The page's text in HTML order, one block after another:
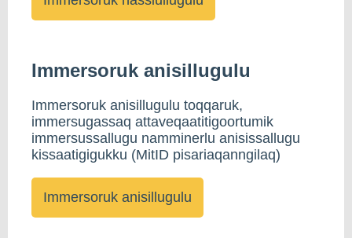
Immersoruk anisillugulu
Immersoruk anisillugulu toqqaruk,
immersugassaq attaveqaatitigoortumik
immersussallugu namminerlu anisissallugu
kissaatigigukku (MitID pisariaqanngilaq)